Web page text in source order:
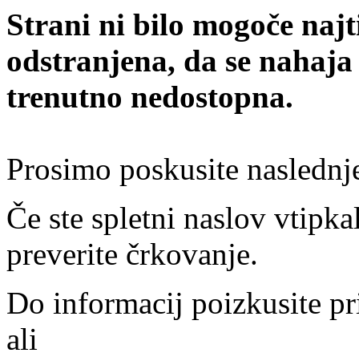
Strani ni bilo mogoče
odstranjena, da se
trenutno nedostopna.
Prosimo poskusite
Če ste spletni naslov
preverite črkovanje.
Do informacij poizkusite
ali